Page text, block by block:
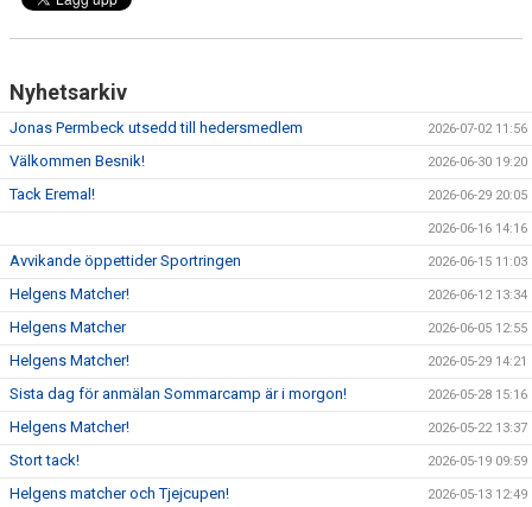
Nyhetsarkiv
Jonas Permbeck utsedd till hedersmedlem 2026-07-02 11:56
Välkommen Besnik! 2026-06-30 19:20
Tack Eremal! 2026-06-29 20:05
2026-06-16 14:16
Avvikande öppettider Sportringen 2026-06-15 11:03
Helgens Matcher! 2026-06-12 13:34
Helgens Matcher 2026-06-05 12:55
Helgens Matcher! 2026-05-29 14:21
Sista dag för anmälan Sommarcamp är i morgon! 2026-05-28 15:16
Helgens Matcher! 2026-05-22 13:37
Stort tack! 2026-05-19 09:59
Helgens matcher och Tjejcupen! 2026-05-13 12:49